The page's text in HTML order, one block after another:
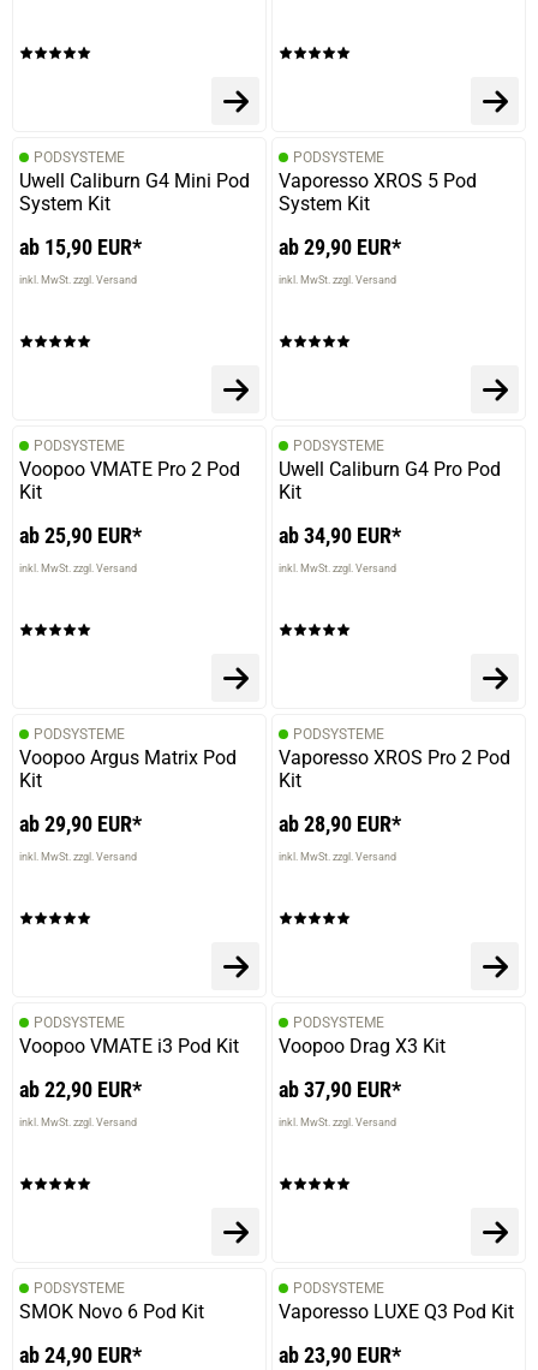
PODSYSTEME
Uwell Caliburn G4 Mini Pod
System Kit
ab 15,90 EUR*
inkl. MwSt. zzgl. Versand
PODSYSTEME
Vaporesso XROS 5 Pod
System Kit
ab 29,90 EUR*
inkl. MwSt. zzgl. Versand
PODSYSTEME
Voopoo VMATE Pro 2 Pod
Kit
ab 25,90 EUR*
inkl. MwSt. zzgl. Versand
PODSYSTEME
Uwell Caliburn G4 Pro Pod
Kit
ab 34,90 EUR*
inkl. MwSt. zzgl. Versand
PODSYSTEME
Voopoo Argus Matrix Pod
Kit
ab 29,90 EUR*
inkl. MwSt. zzgl. Versand
PODSYSTEME
Vaporesso XROS Pro 2 Pod
Kit
ab 28,90 EUR*
inkl. MwSt. zzgl. Versand
PODSYSTEME
Voopoo VMATE i3 Pod Kit
ab 22,90 EUR*
inkl. MwSt. zzgl. Versand
PODSYSTEME
Voopoo Drag X3 Kit
ab 37,90 EUR*
inkl. MwSt. zzgl. Versand
PODSYSTEME
SMOK Novo 6 Pod Kit
ab 24,90 EUR*
PODSYSTEME
Vaporesso LUXE Q3 Pod Kit
ab 23,90 EUR*